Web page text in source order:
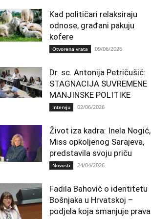
Kad političari relaksiraju
odnose, građani pakuju
kofere
Otvorena vrata 09/06/2026
Dr. sc. Antonija Petričušić:
STAGNACIJA SUVREMENE
MANJINSKE POLITIKE
Intervju 02/06/2026
Život iza kadra: Inela Nogić,
Miss opkoljenog Sarajeva,
predstavila svoju priču
Novosti 24/04/2026
Fadila Bahović o identitetu
Bošnjaka u Hrvatskoj –
podjela koja smanjuje prava